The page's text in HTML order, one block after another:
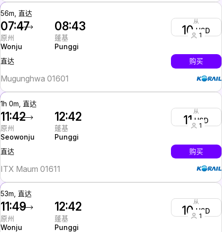
56m, 直达
07:47
原州
Wonju
08:43
蓬基
Punggi
从
10USD
1
直达 购买
Mugunghwa 01601
1h 0m, 直达
11:42
原州
Seowonju
12:42
蓬基
Punggi
从
11USD
1
直达 购买
ITX Maum 01611
53m, 直达
11:49
原州
Wonju
12:42
蓬基
Punggi
从
10USD
1